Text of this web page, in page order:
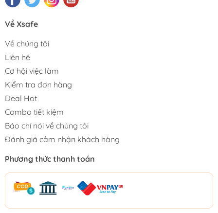
Về Xsafe
Về chúng tôi
Liên hệ
Cơ hội việc làm
Kiểm tra đơn hàng
Deal Hot
Combo tiết kiệm
Báo chí nói về chúng tôi
Đánh giá cảm nhận khách hàng
Phương thức thanh toán